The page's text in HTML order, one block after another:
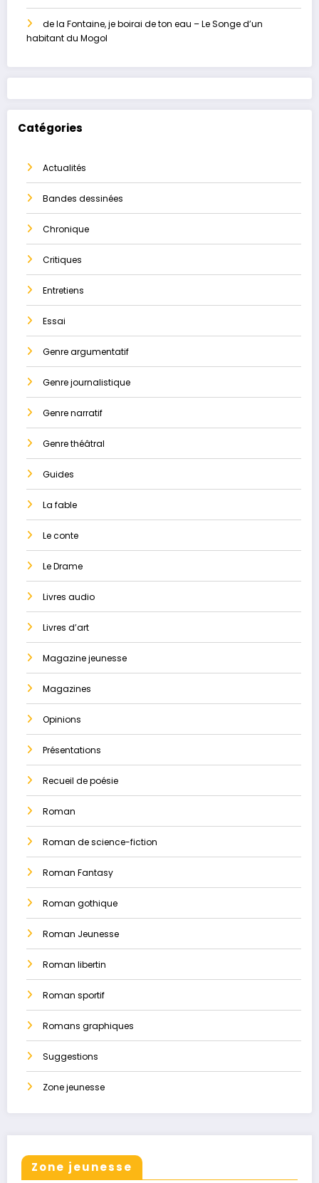
de la Fontaine, je boirai de ton eau – Le Songe d’un
habitant du Mogol
Catégories
Actualités
Bandes dessinées
Chronique
Critiques
Entretiens
Essai
Genre argumentatif
Genre journalistique
Genre narratif
Genre théâtral
Guides
La ​fable
Le conte
Le Drame
Livres audio
Livres d’art
Magazine jeunesse
Magazines
Opinions
Présentations
Recueil de poésie
Roman
Roman de science-fiction
Roman Fantasy
Roman gothique
Roman Jeunesse
Roman libertin
Roman sportif
Romans graphiques
Suggestions
Zone jeunesse
Zone jeunesse